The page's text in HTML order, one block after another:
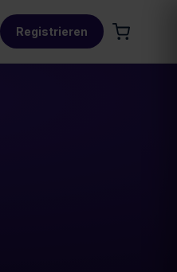
Registrieren